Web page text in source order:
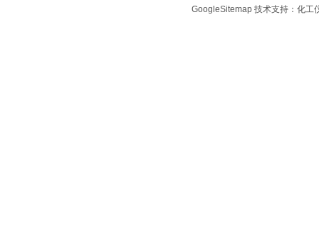
GoogleSitemap技术支持：化工